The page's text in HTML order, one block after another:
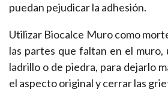
puedan pejudicar la adhesión.
Utilizar Biocalce Muro como
las partes que faltan en el muro,
ladrillo o de piedra, para dejarlo
el aspecto original y cerrar las